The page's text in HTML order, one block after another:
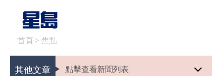
首頁 > 焦點
其他文章 點擊查看新聞列表